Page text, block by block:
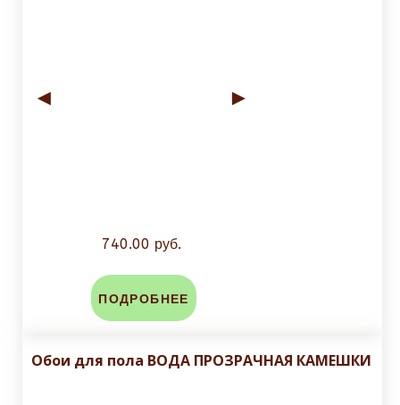
◄ ►
740.00 руб.
ПОДРОБНЕЕ
Обои для пола ВОДА ПРОЗРАЧНАЯ КАМЕШКИ